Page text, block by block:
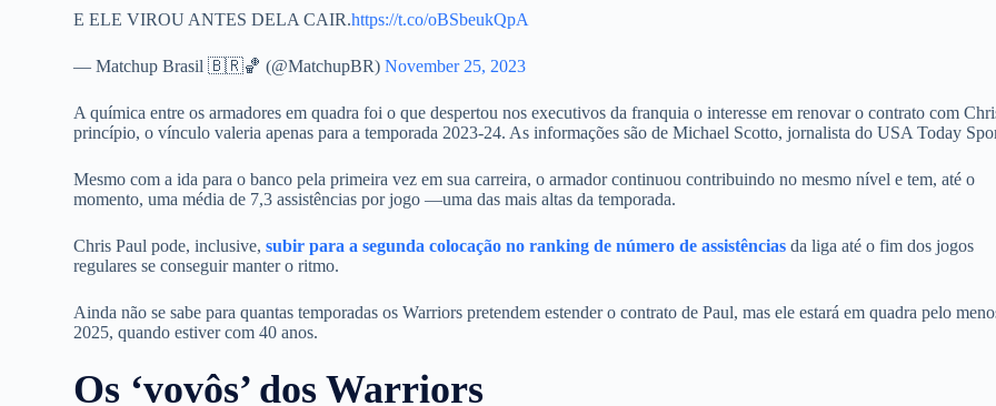
E ELE VIROU ANTES DELA CAIR.https://t.co/oBSbeukQpA
— Matchup Brasil 🇧🇷🏀 (@MatchupBR)November 25, 2023
A química entre os armadores em quadra foi o que despertou nos executivos da franquia o interesse em renovar o contrato com
princípio, o vínculo valeria apenas para a temporada 2023-24. As informações são de Michael Scotto, jornalista do USA Today
Mesmo com a ida para o banco pela primeira vez em sua carreira, o armador continuou contribuindo no mesmo nível e tem, até o
momento, uma média de 7,3 assistências por jogo —uma das mais altas da temporada.
Chris Paul pode, inclusive,subir para a segunda colocação no ranking de número de assistências da liga até o fim dos jogos
regulares se conseguir manter o ritmo.
Ainda não se sabe para quantas temporadas os Warriors pretendem estender o contrato de Paul, mas ele estará em quadra pelo
2025, quando estiver com 40 anos.
Os ‘vovôs’ dos Warriors